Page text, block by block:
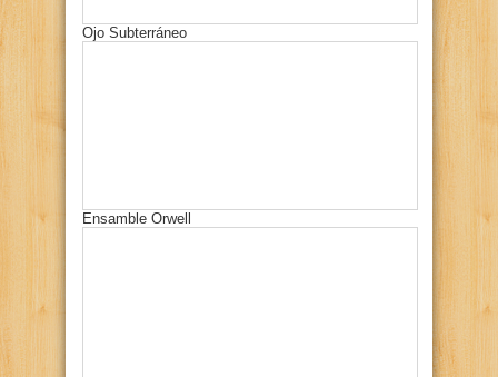
Ojo Subterráneo
Ensamble Orwell